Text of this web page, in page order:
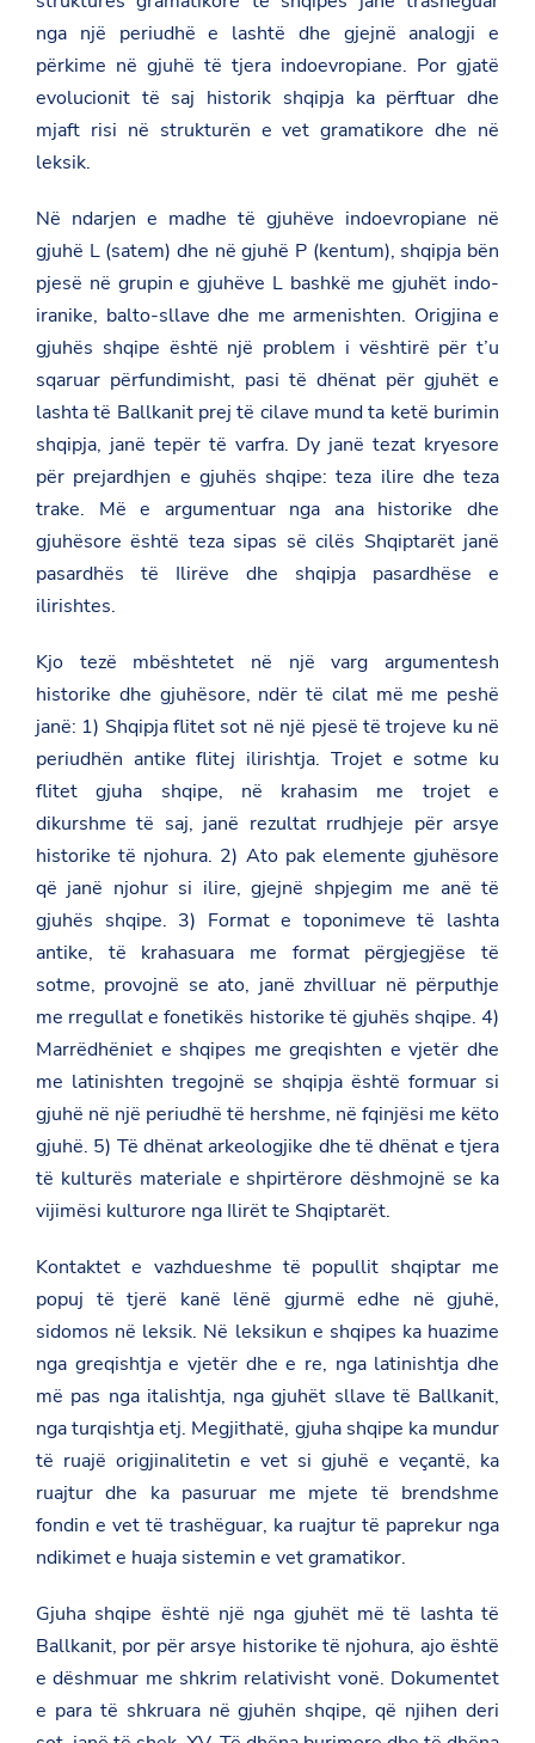
nga një periudhë e lashtë dhe gjejnë analogji e
përkime në gjuhë të tjera indoevropiane. Por gjatë
evolucionit të saj historik shqipja ka përftuar dhe
mjaft risi në strukturën e vet gramatikore dhe në
leksik.
Në ndarjen e madhe të gjuhëve indoevropiane në
gjuhë L (satem) dhe në gjuhë P (kentum), shqipja bën
pjesë në grupin e gjuhëve L bashkë me gjuhët indo-
iranike, balto-sllave dhe me armenishten. Origjina e
gjuhës shqipe është një problem i vështirë për t’u
sqaruar përfundimisht, pasi të dhënat për gjuhët e
lashta të Ballkanit prej të cilave mund ta ketë burimin
shqipja, janë tepër të varfra. Dy janë tezat kryesore
për prejardhjen e gjuhës shqipe: teza ilire dhe teza
trake. Më e argumentuar nga ana historike dhe
gjuhësore është teza sipas së cilës Shqiptarët janë
pasardhës të Ilirëve dhe shqipja pasardhëse e
ilirishtes.
Kjo tezë mbështetet në një varg argumentesh
historike dhe gjuhësore, ndër të cilat më me peshë
janë: 1) Shqipja flitet sot në një pjesë të trojeve ku në
periudhën antike flitej ilirishtja. Trojet e sotme ku
flitet gjuha shqipe, në krahasim me trojet e
dikurshme të saj, janë rezultat rrudhjeje për arsye
historike të njohura. 2) Ato pak elemente gjuhësore
që janë njohur si ilire, gjejnë shpjegim me anë të
gjuhës shqipe. 3) Format e toponimeve të lashta
antike, të krahasuara me format përgjegjëse të
sotme, provojnë se ato, janë zhvilluar në përputhje
me rregullat e fonetikës historike të gjuhës shqipe. 4)
Marrëdhëniet e shqipes me greqishten e vjetër dhe
me latinishten tregojnë se shqipja është formuar si
gjuhë në një periudhë të hershme, në fqinjësi me këto
gjuhë. 5) Të dhënat arkeologjike dhe të dhënat e tjera
të kulturës materiale e shpirtërore dëshmojnë se ka
vijimësi kulturore nga Ilirët te Shqiptarët.
Kontaktet e vazhdueshme të popullit shqiptar me
popuj të tjerë kanë lënë gjurmë edhe në gjuhë,
sidomos në leksik. Në leksikun e shqipes ka huazime
nga greqishtja e vjetër dhe e re, nga latinishtja dhe
më pas nga italishtja, nga gjuhët sllave të Ballkanit,
nga turqishtja etj. Megjithatë, gjuha shqipe ka mundur
të ruajë origjinalitetin e vet si gjuhë e veçantë, ka
ruajtur dhe ka pasuruar me mjete të brendshme
fondin e vet të trashëguar, ka ruajtur të paprekur nga
ndikimet e huaja sistemin e vet gramatikor.
Gjuha shqipe është një nga gjuhët më të lashta të
Ballkanit, por për arsye historike të njohura, ajo është
e dëshmuar me shkrim relativisht vonë. Dokumentet
e para të shkruara në gjuhën shqipe, që njihen deri